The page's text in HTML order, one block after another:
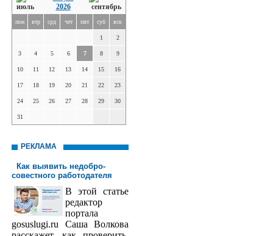
2026
пон втр срд чет пят суб вск
1 2
3 4 5 6 7 8 9
10 11 12 13 14 15 16
17 18 19 20 21 22 23
24 25 26 27 28 29 30
31
РЕКЛАМА
Как выявить недобро­
совестного работодателя
В этой статье
редактор
порта­ла
gosuslugi.ru Саша Волкова